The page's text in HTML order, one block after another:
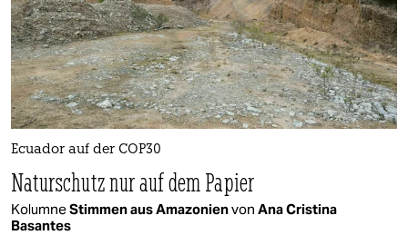
Ecuador auf der COP30
Naturschutz nur auf dem Papier
KolumneStimmen aus Amazonienvon Ana Cristina
Basantes